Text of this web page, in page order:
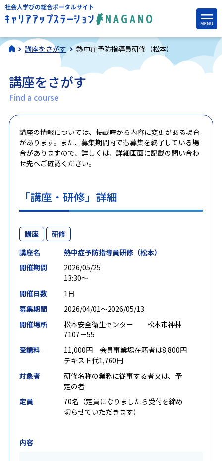
講座をさがす 熱中症予防指導員研修（松本）
講座をさがす
Find a course
講座の情報については、掲載時から内容に変更がある場合
があります。また、募集期間内でも募集を終了している場
合がありますので、詳しくは、詳細画面に記載の問い合わ
せ先へご確認ください。
「講座・研修」詳細
講座
研修
講座名
熱中症予防指導員研修（松本）
開催期間
2026/05/25
13:30～
開催日数
1日
募集期間
2026/04/01〜2026/05/13
開催場所
松本安全衛生センター 松本市神林
7107－55
受講料
11,000円 会員事業場在籍者は8,800円
テキスト代1,760円
対象者
研修名称の業務に従事する者又は、予
定の者
定員
70名（定員になりましたら受付を締め
切らせていただきます）
内容